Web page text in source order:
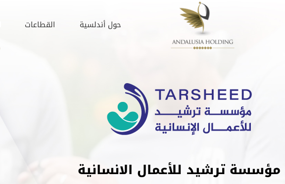
حول أندلسية القطاعات
مؤسسة ترشيد للأعمال الانسانية